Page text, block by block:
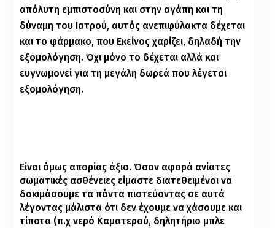
απόλυτη εμπιστοσύνη και στην αγάπη και τη
δύναμη του Ιατρού, αυτός ανεπιφύλακτα δέχεται
και το φάρμακο, που Εκείνος χαρίζει, δηλαδή την
εξομολόγηση. Όχι μόνο το δέχεται αλλά και
ευγνωμονεί για τη μεγάλη δωρεά που λέγεται
εξομολόγηση.
Είναι όμως απορίας άξιο. Όσον αφορά ανίατες
σωματικές ασθένειες είμαστε διατεθειμένοι να
δοκιμάσουμε τα πάντα πιστεύοντας σε αυτά
λέγοντας μάλιστα ότι δεν έχουμε να χάσουμε και
τίποτα (π.χ νερό Καματερού, δηλητήριο μπλε